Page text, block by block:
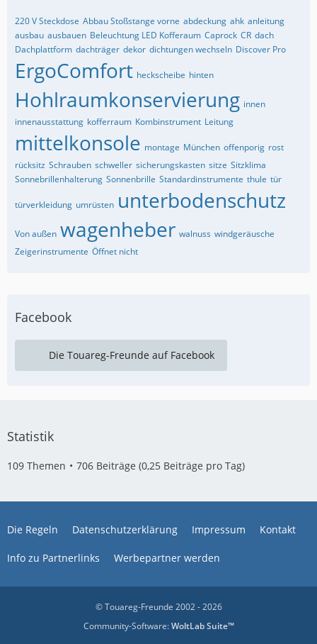
220 V Steckdose Abbau Stoßstange vorne abdeckung ahk anleitung
ausbau ausbauen Beleuchtung LED Kofferaum Caprock CR dach
Dachplattform dachträger dekor dichtungen wechseln Discover Pro
ErgoComfort heckscheibe hinten
Hohlraumkonservierung innen
innenausstattung kofferraum Kombinstrument Leitung
mittelkonsole montage München offenporig rost
rücksitz Schrauben schweller sicherungskasten sitze Sitzklima
Sonnebrillenhalterung Sonnenbrille Standardinstrumente thule tür
türverkleidung umrüsten unterbodenschutz
Von außen wagenheber walnuss windgeräusche
Zeigerinstrumente Öffnet nicht
Facebook
Die Touareg-Freunde auf Facebook
Statistik
109 Themen 706 Beiträge (0,25 Beiträge pro Tag)
Die Regeln Datenschutzerklärung Impressum Kontakt
Info zu Partnerlinks Werbepartner werden
© Touareg-Freunde 2002 - 2026
Community-Software:WoltLab Suite™